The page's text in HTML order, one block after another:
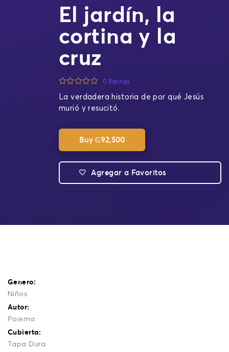
El jardín, la
cortina y la
cruz
0 Ratings
La verdadera historia de por qué Jesús
murió y resucitó.
Buy ₲92,500
Agregar a Favoritos
Genero:
Niños
Autor:
Poiema
Cubierta:
Tapa Dura